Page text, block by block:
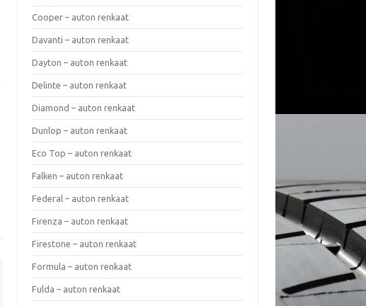
Cooper – auton renkaat
Davanti – auton renkaat
Dayton – auton renkaat
Delinte – auton renkaat
Diamond – auton renkaat
Dunlop – auton renkaat
Eco Top – auton renkaat
Falken – auton renkaat
Federal – auton renkaat
Firenza – auton renkaat
Firestone – auton renkaat
Formula – auton renkaat
Fulda – auton renkaat